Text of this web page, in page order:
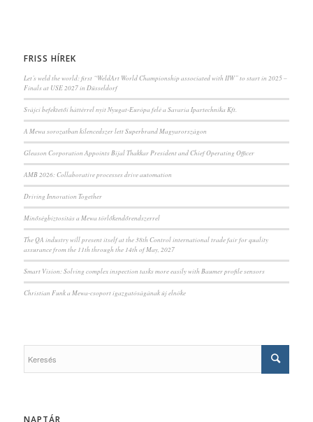
FRISS HÍREK
Let’s weld the world: first “WeldArt World Championship associated with IIW” to start in 2025 –
Finals at USE 2027 in Düsseldorf
Svájci befektetői háttérrel nyit Nyugat-Európa felé a Savaria Ipartechnika Kft.
A Mewa sorozatban kilencedszer lett Superbrand Magyarországon
Gleason Corporation Appoints Bijal Thakkar President and Chief Operating Officer
AMB 2026: Collaborative processes drive automation
Driving Innovation Together
Minőségbiztosítás a Mewa törlőkendőrendszerrel
The QA industry will present itself at the 38th Control international trade fair for quality
assurance from the 11th through the 14th of May, 2027
Smart Vision: Solving complex inspection tasks more easily with Baumer profile sensors
Christian Funk a Mewa-csoport igazgatóságának új elnöke
NAPTÁR